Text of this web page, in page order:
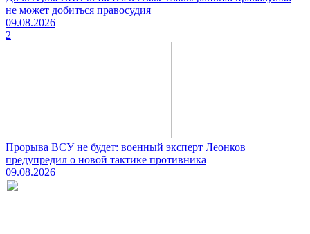
не может добиться правосудия
09.08.2026
2
Прорыва ВСУ не будет: военный эксперт Леонков
предупредил о новой тактике противника
09.08.2026